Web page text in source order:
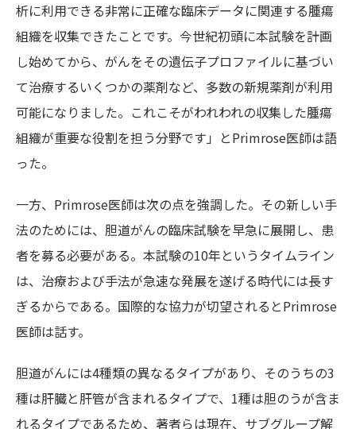
析に利用できる非常に正確な臨床データに関連する腫瘍
組織を収集できたことです。今世紀初頭に本試験を計画
し始めてから、がんをその遺伝子プロファイルに基づい
て治療するいくつかの薬剤など、多数の新規薬剤が利用
可能になりました。これこそがわれわれの収集した腫瘍
組織が重要な役割を担う分野です」とPrimrose医師は語
った。
一方、Primrose医師は次の点を強調した。その新しい手
法のためには、胆道がんの臨床試験を早急に展開し、患
者を募る必要がある。本試験の10年というタイムライン
は、治療および手法が急速な発展を遂げる時代には長す
ぎるからである。国際的な協力が切望されるとPrimrose
医師は話す。
胆道がんには4種類の異なるタイプがあり、そのうちの3
種は肝臓と肝管が含まれるタイプで、1種は胆のうが含ま
れるタイプであるため、著者らは現在、サブグループ解